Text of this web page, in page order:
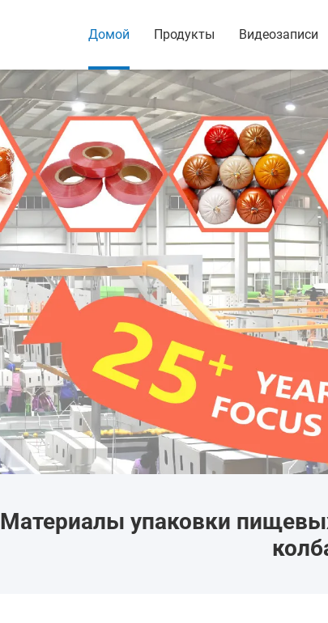
Домой Продукты Видеозаписи
Материалы упаковки